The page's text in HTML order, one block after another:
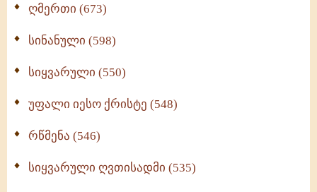
ღმერთი (673)
სინანული (598)
სიყვარული (550)
უფალი იესო ქრისტე (548)
რწმენა (546)
სიყვარული ღვთისადმი (535)